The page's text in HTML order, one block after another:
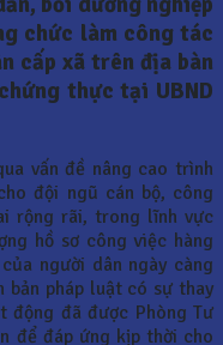
chức làm công tác
cấp xã trên địa bàn
thực tại UBND
vấn đề nâng cao trình
đội ngũ cán bộ, công
rộng rãi, trong lĩnh vực
hồ sơ công việc hàng
người dân ngày càng
bản pháp luật có sự thay
động đã được Phòng Tư
để đáp ứng kịp thời cho